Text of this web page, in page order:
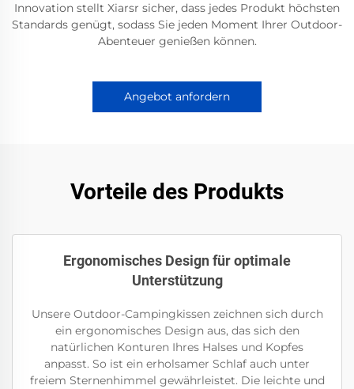
Innovation stellt Xiarsr sicher, dass jedes Produkt höchsten
Standards genügt, sodass Sie jeden Moment Ihrer Outdoor-
Abenteuer genießen können.
Angebot anfordern
Vorteile des Produkts
Ergonomisches Design für optimale
Unterstützung
Unsere Outdoor-Campingkissen zeichnen sich durch
ein ergonomisches Design aus, das sich den
natürlichen Konturen Ihres Halses und Kopfes
anpasst. So ist ein erholsamer Schlaf auch unter
freiem Sternenhimmel gewährleistet. Die leichte und